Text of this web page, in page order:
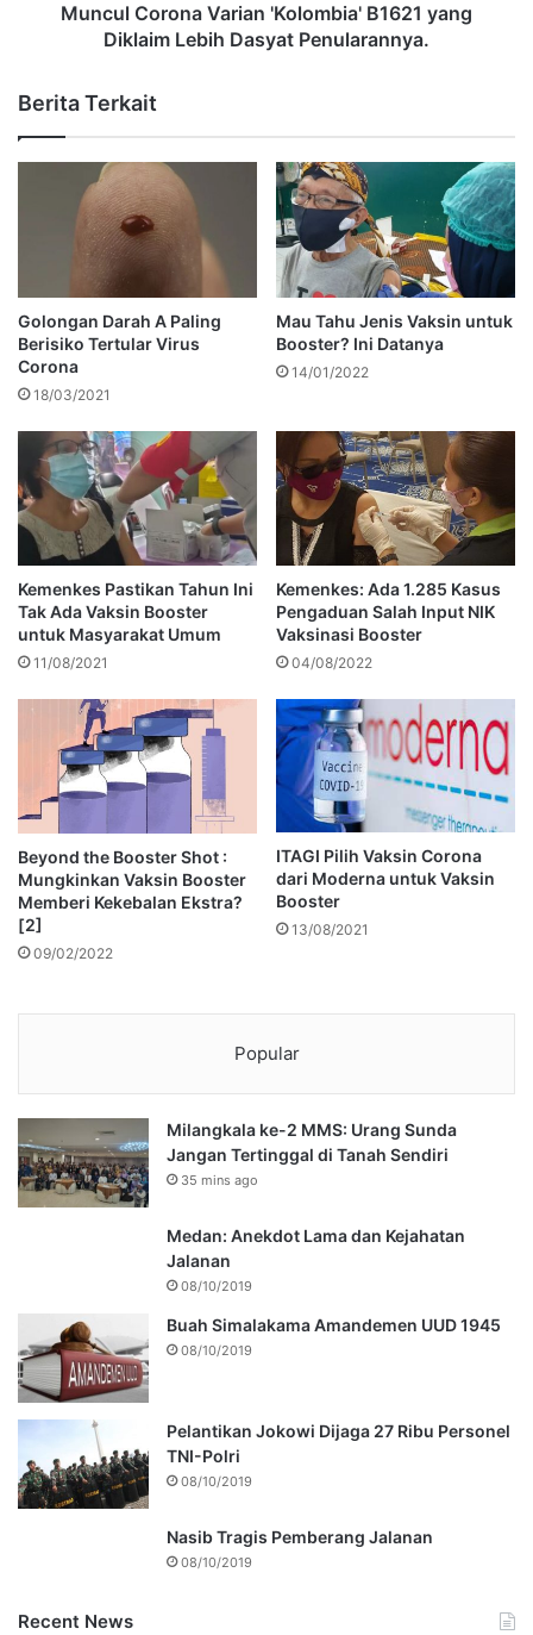
Muncul Corona Varian 'Kolombia' B1621 yang
Diklaim Lebih Dasyat Penularannya.
Berita Terkait
Golongan Darah A Paling
Berisiko Tertular Virus
Corona
18/03/2021
Mau Tahu Jenis Vaksin untuk
Booster? Ini Datanya
14/01/2022
Kemenkes Pastikan Tahun Ini
Tak Ada Vaksin Booster
untuk Masyarakat Umum
11/08/2021
Kemenkes: Ada 1.285 Kasus
Pengaduan Salah Input NIK
Vaksinasi Booster
04/08/2022
Beyond the Booster Shot :
Mungkinkan Vaksin Booster
Memberi Kekebalan Ekstra?
[2]
09/02/2022
ITAGI Pilih Vaksin Corona
dari Moderna untuk Vaksin
Booster
13/08/2021
Popular
Milangkala ke-2 MMS: Urang Sunda
Jangan Tertinggal di Tanah Sendiri
35 mins ago
Medan: Anekdot Lama dan Kejahatan
Jalanan
08/10/2019
Buah Simalakama Amandemen UUD 1945
08/10/2019
Pelantikan Jokowi Dijaga 27 Ribu Personel
TNI-Polri
08/10/2019
Nasib Tragis Pemberang Jalanan
08/10/2019
Recent News